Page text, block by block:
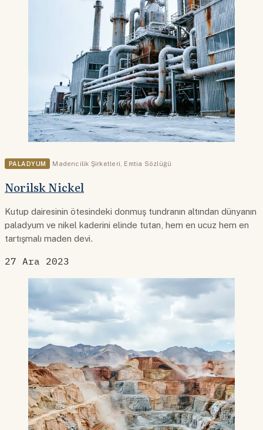
PALADYUM Madencilik Şirketleri Emtia Sözlüğü
Norilsk Nickel
Kutup dairesinin ötesindeki donmuş tundranın altından dünyanın
paladyum ve nikel kaderini elinde tutan, hem en ucuz hem en
tartışmalı maden devi.
27 Ara 2023